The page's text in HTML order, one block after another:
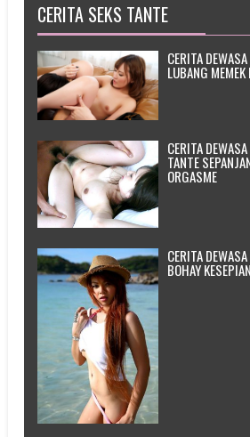
CERITA SEKS TANTE
CERITA
LUBANG
CERITA
TANTE
ORGASME
CERITA
BOHAY